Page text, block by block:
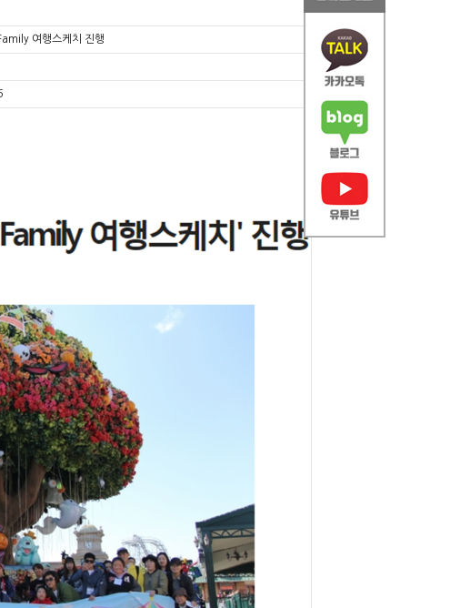
여행스케치 진행